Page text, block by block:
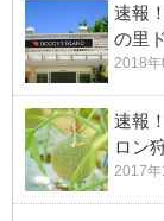
速報
の里
2018年
速報
ロン
2017年